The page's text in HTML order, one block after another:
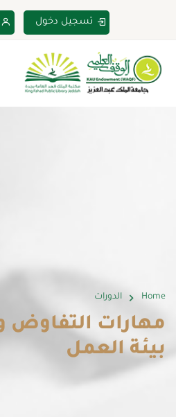
تسجيل دخول
Home الدورات
مهارات التفاوض
بيئة العمل